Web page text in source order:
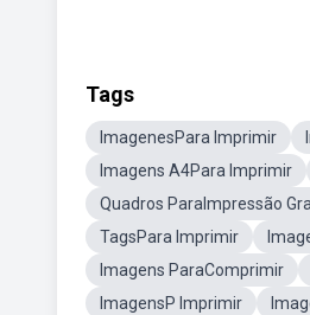
Tags
ImagenesPara Imprimir
Imagens A4Para Imprimir
Quadros ParaImpressão
TagsPara Imprimir
Imagens ParaComprimir
ImagensP Imprimir